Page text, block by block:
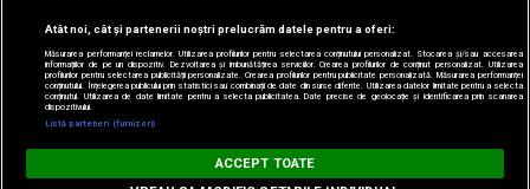
Digi Sport
m.digisport.ro
DESCARCĂ
Atât noi, cât și partenerii noștri prelucrăm datele pentru a oferi:
Măsurarea performanței reclamelor. Utilizarea profilurilor pentru selectarea conținutului personalizat. Stocarea și/sau accesarea
informațiilor de pe un dispozitiv. Dezvoltarea și îmbunătățirea serviciilor. Crearea profilurilor de conținut personalizat. Utilizarea
profilurilor pentru selectarea publicității personalizate. Crearea profilurilor pentru publicitate personalizată. Măsurarea performanței
conținutului. Înțelegerea publicului prin statistici sau combinații de date din surse diferite. Utilizarea datelor limitate pentru a selecta
conținutul. Utilizarea de date limitate pentru a selecta publicitatea. Date precise de geolocație și identificarea prin scanarea
dispozitivului.
Listă parteneri (furnizori)
ACCEPT TOATE